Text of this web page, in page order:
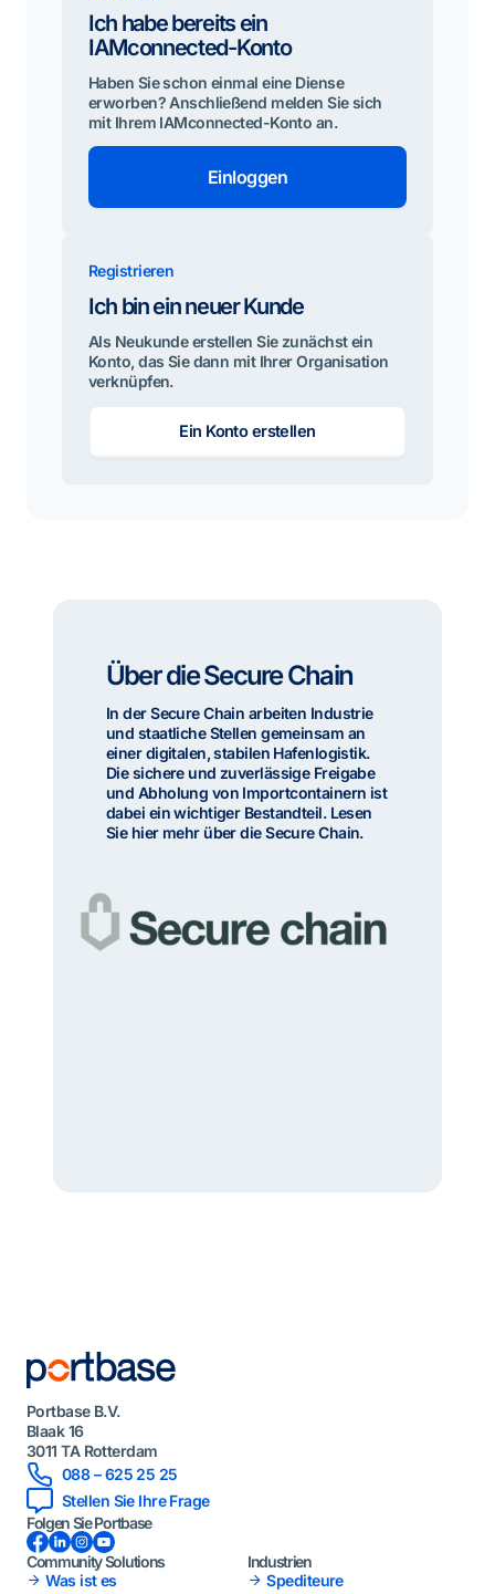
Ich habe bereits ein
IAMconnected-Konto
Haben Sie schon einmal eine Diense
erworben? Anschließend melden Sie sich
mit Ihrem IAMconnected-Konto an.
Einloggen
Registrieren
Ich bin ein neuer Kunde
Als Neukunde erstellen Sie zunächst ein
Konto, das Sie dann mit Ihrer Organisation
verknüpfen.
Ein Konto erstellen
Über die Secure Chain
In der Secure Chain arbeiten Industrie
und staatliche Stellen gemeinsam an
einer digitalen, stabilen Hafenlogistik.
Die sichere und zuverlässige Freigabe
und Abholung von Importcontainern ist
dabei ein wichtiger Bestandteil. Lesen
Sie hier mehr über die Secure Chain.
Portbase B.V.
Blaak 16
3011 TA Rotterdam
088 – 625 25 25
Stellen Sie Ihre Frage
Folgen Sie Portbase
Facebook LinkedInInstagramYouTube
Community Solutions
Was ist es
Industrien
Spediteure